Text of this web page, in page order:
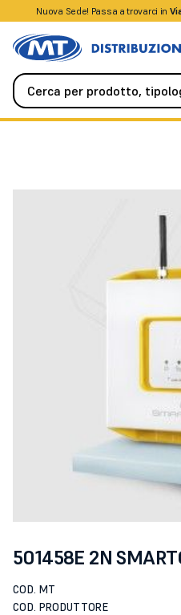
Nuova Sede! Passa a trovarci in
501458E 2N
COD. MT
COD. PRODUTTORE